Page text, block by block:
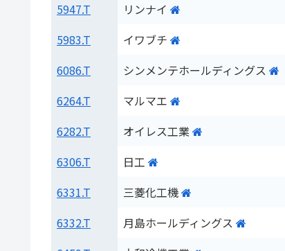
5947.T
リンナイ
5983.T
イワブチ
6086.T
シンメンテホールディングス
6264.T
マルマエ
6282.T
オイレス工業
6306.T
日工
6331.T
三菱化工機
6332.T
月島ホールディングス